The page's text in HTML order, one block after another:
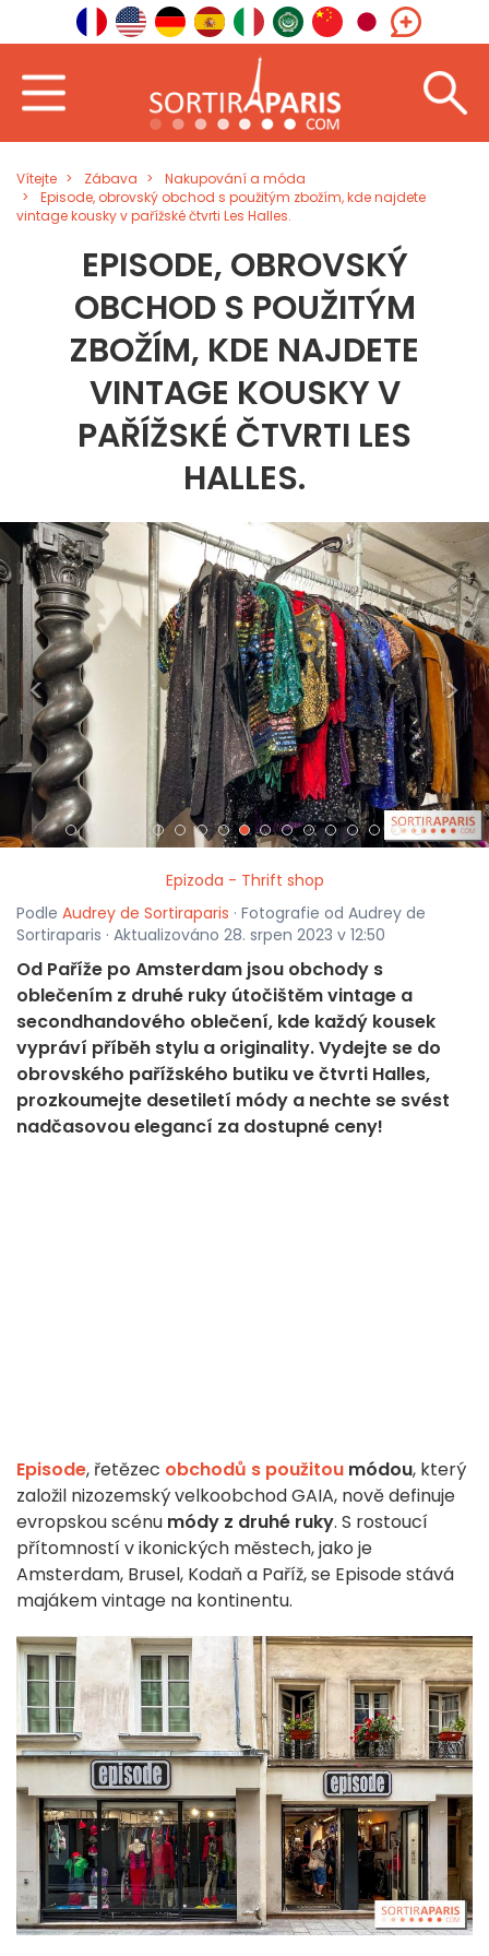
Vítejte Zábava
Nakupování a móda
Episode, obrovský obchod s použitým zbožím, kde najdete
vintage kousky v pařížské čtvrti Les Halles.
EPISODE, OBROVSKÝ
OBCHOD S POUŽITÝM
ZBOŽÍM, KDE NAJDETE
VINTAGE KOUSKY V
PAŘÍŽSKÉ ČTVRTI LES
HALLES.
< >
Epizoda - Thrift shop
Podle Audrey de Sortiraparis · Fotografie od Audrey de
Sortiraparis · Aktualizováno 28. srpen 2023 v 12:50
Od Paříže po Amsterdam jsou obchody s
oblečením z druhé ruky útočištěm vintage a
secondhandového oblečení, kde každý kousek
vypráví příběh stylu a originality. Vydejte se do
obrovského pařížského butiku ve čtvrti Halles,
prozkoumejte desetiletí módy a nechte se svést
nadčasovou elegancí za dostupné ceny!
Episode, řetězec obchodů s použitou módou, který
založil nizozemský velkoobchod GAIA, nově definuje
evropskou scénu módy z druhé ruky. S rostoucí
přítomností v ikonických městech, jako je
Amsterdam, Brusel, Kodaň a Paříž, se Episode stává
majákem vintage na kontinentu.